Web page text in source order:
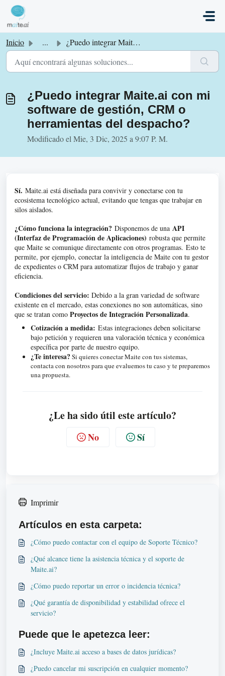
Saltar al contenido principal
Inicio ... ¿Puedo integrar Maite.ai con mi software de gestión, CRM ...
¿Puedo integrar Maite.ai con mi
software de gestión, CRM o
herramientas del despacho?
Modificado el Mie, 3 Dic, 2025 a 9:07 P. M.
Sí. Maite.ai está diseñada para convivir y conectarse con tu
ecosistema tecnológico actual, evitando que tengas que trabajar en
silos aislados.
¿Cómo funciona la integración? Disponemos de una API
(Interfaz de Programación de Aplicaciones) robusta que permite
que Maite se comunique directamente con otros programas. Esto te
permite, por ejemplo, conectar la inteligencia de Maite con tu gestor
de expedientes o CRM para automatizar flujos de trabajo y ganar
eficiencia.
Condiciones del servicio: Debido a la gran variedad de software
existente en el mercado, estas conexiones no son automáticas, sino
que se tratan como Proyectos de Integración Personalizada.
Cotización a medida: Estas integraciones deben solicitarse
bajo petición y requieren una valoración técnica y económica
específica por parte de nuestro equipo.
¿Te interesa?Si quieres conectar Maite con tus sistemas,
contacta con nosotros para que evaluemos tu caso y te preparemos
una propuesta.
¿Le ha sido útil este artículo?
No Sí
Imprimir
Artículos en esta carpeta:
¿Cómo puedo contactar con el equipo de Soporte Técnico?
¿Qué alcance tiene la asistencia técnica y el soporte de
Maite.ai?
¿Cómo puedo reportar un error o incidencia técnica?
¿Qué garantía de disponibilidad y estabilidad ofrece el
servicio?
Puede que le apetezca leer:
¿Incluye Maite.ai acceso a bases de datos jurídicas?
¿Puedo cancelar mi suscripción en cualquier momento?